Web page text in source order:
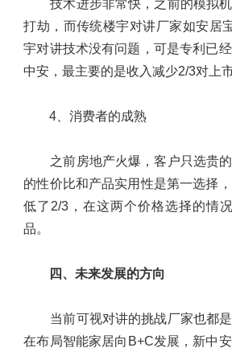
技术进步非常快，之前的模拟机
打劫，而传统楼宇对讲厂家如安居
宇对讲技术没有问题，可是专利已
中安，最主要的是收入减少2/3对上
4、消费者的成熟
之前房地产火爆，客户只选贵的
的性价比和产品实用性是第一选择
低了2/3，在这两个价格选择的情
品。
四、未来发展的方向
当前可视对讲的挑战厂家也都是
在布局智能家居向B+C发展，新中